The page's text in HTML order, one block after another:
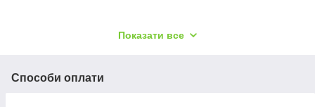
постачальника
Показати все
Способи оплати